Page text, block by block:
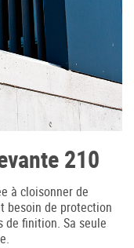
210
à cloisonner de
besoin de protection
de finition. Sa seule